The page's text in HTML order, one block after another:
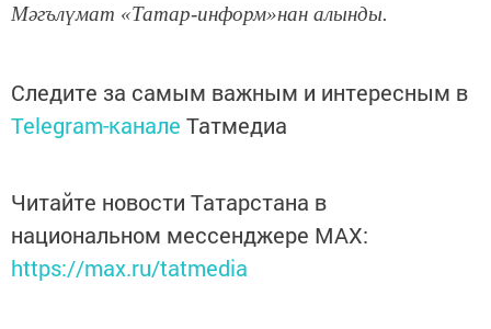
Мәгълүмат «Татар-информ»нан алынды.
Следите за самым важным и интересным в
Telegram-канале Татмедиа
Читайте новости Татарстана в
национальном мессенджере MАХ:
https://max.ru/tatmedia